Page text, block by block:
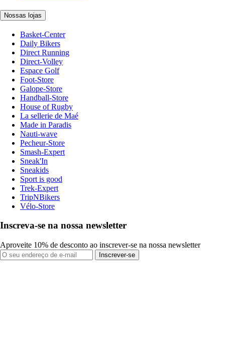
Nossas lojas
Basket-Center
Daily Bikers
Direct Running
Direct-Volley
Espace Golf
Foot-Store
Galope-Store
Handball-Store
House of Rugby
La sellerie de Maé
Made in Paradis
Nauti-wave
Pecheur-Store
Smash-Expert
Sneak'In
Sneakids
Sport is good
Trek-Expert
TripNBikers
Vélo-Store
Inscreva-se na nossa newsletter
Aproveite 10% de desconto ao inscrever-se na nossa newsletter
Inscrever-se